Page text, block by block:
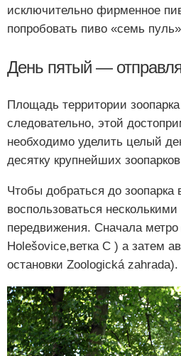
исключительно фирменное
попробовать пиво «семь
День пятый —
Площадь территории зоопарка
следовательно, этой
необходимо уделить целый
десятку крупнейших
Чтобы добраться до зоопарка
воспользоваться
передвижения. Сначала
Holešovice,ветка С ) а затем
остановки Zoologická zahrada).